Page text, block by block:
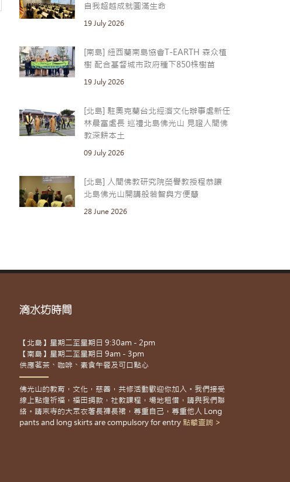
自我超越成就圓滿生命
19 July 2026
[南島] 紐西蘭南島協會T-EARTH 森众植
樹 配合基督城市政府種下850株樹苗
19 July 2026
[北島] 駐奧克蘭台北經濟文化辦事處新任
林晨富處長 巡禮北島佛光山 見證人間佛
教深耕本土
09 July 2026
[北島] 人間佛教研究院榮譽教授程恭讓
北島佛光山開講般若智與方便慧
28 June 2026
滴水坊時間
【北島】星期二至星期日 9:30am - 2pm
【南島】星期二至星期日 9am - 3pm
供應茗茶、咖啡、素食午餐及可口點心
佛光山的教育，文化，慈善，共修活動歡迎你加入。我們接受
線上點燈祈福，福田捐款，社教課程，場地租借，請與我們聯
絡。請來寺的大眾衣著長褲長裙，尊重自己，尊重他人 Long
pants and long skirts are compulsory for entry 點擊查詢 >